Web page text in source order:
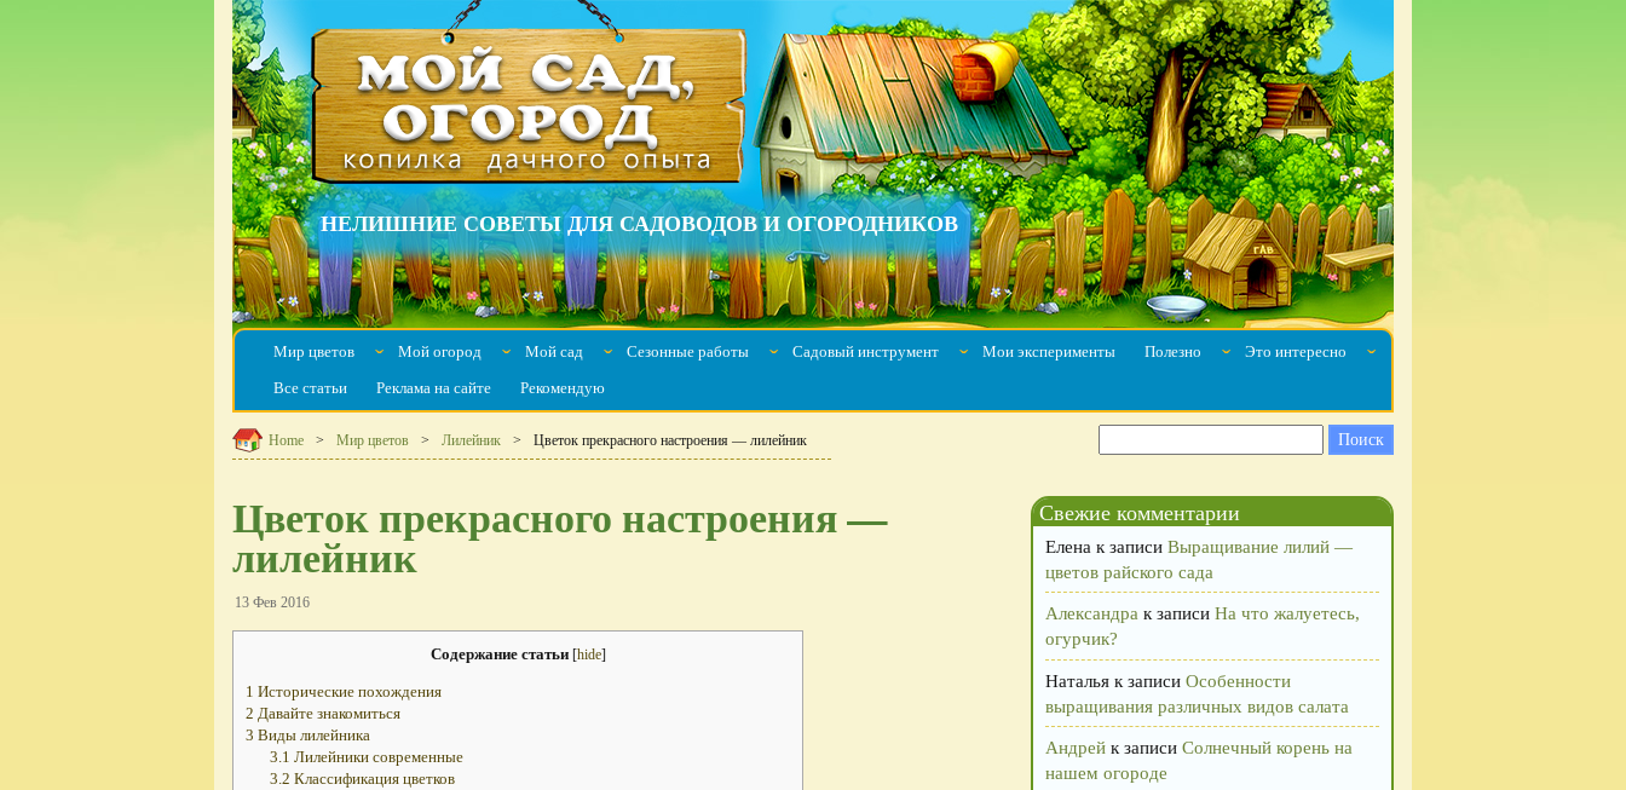
НЕЛИШНИЕ СОВЕТЫ ДЛЯ САДОВОДОВ И ОГОРОДНИКОВ
Мир цветов ˇ Мой огород ˇ Мой сад ˇ Сезонные работы ˇ Садовый инструмент ˇ Мои эксперименты Полезно ˇ Это интересно ˇ
Все статьи Реклама на сайте Рекомендую
Home Мир цветов Лилейник Цветок прекрасного настроения — лилейник
Цветок прекрасного настроения —
лилейник
13 Фев 2016
Содержание статьи [hide]
1 Исторические похождения
2 Давайте знакомиться
3 Виды лилейника
3.1 Лилейники современные
3.2 Классификация цветков
Свежие комментарии
Елена к записи Выращивание лилий —
цветов райского сада
Александра к записи На что жалуетесь,
огурчик?
Наталья к записи Особенности
выращивания различных видов салата
Андрей к записи Солнечный корень на
нашем огороде